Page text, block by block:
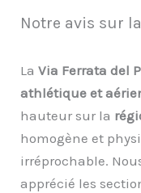
Notre avis sur
La Via Ferrata del
athlétique et
hauteur sur la
homogène et
irréprochable.
apprécié les